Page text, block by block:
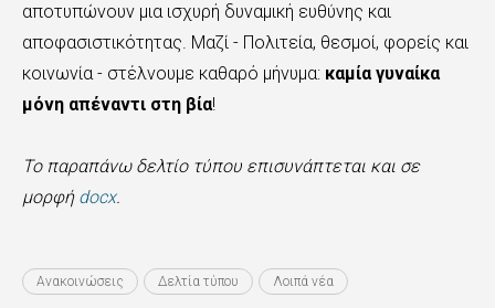
αποτυπώνουν μια ισχυρή δυναμική ευθύνης και
αποφασιστικότητας. Μαζί - Πολιτεία, θεσμοί, φορείς και
κοινωνία - στέλνουμε καθαρό μήνυμα: καμία γυναίκα
μόνη απέναντι στη βία!
Το παραπάνω δελτίο τύπου επισυνάπτεται και σε
μορφή docx.
Ανακοινώσεις Δελτία τύπου Λοιπά νέα